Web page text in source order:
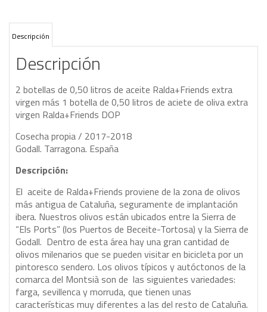
Descripción
Descripción
2 botellas de 0,50 litros de aceite Ralda+Friends extra
virgen más 1 botella de 0,50 litros de aciete de oliva extra
virgen Ralda+Friends DOP
Cosecha propia / 2017-2018
Godall. Tarragona. España
Descripción:
El aceite de Ralda+Friends proviene de la zona de olivos
más antigua de Cataluña, seguramente de implantación
ibera. Nuestros olivos están ubicados entre la Sierra de
“Els Ports” (los Puertos de Beceite-Tortosa) y la Sierra de
Godall. Dentro de esta área hay una gran cantidad de
olivos milenarios que se pueden visitar en bicicleta por un
pintoresco sendero. Los olivos típicos y autóctonos de la
comarca del Montsià son de las siguientes variedades:
farga, sevillenca y morruda, que tienen unas
características muy diferentes a las del resto de Cataluña.